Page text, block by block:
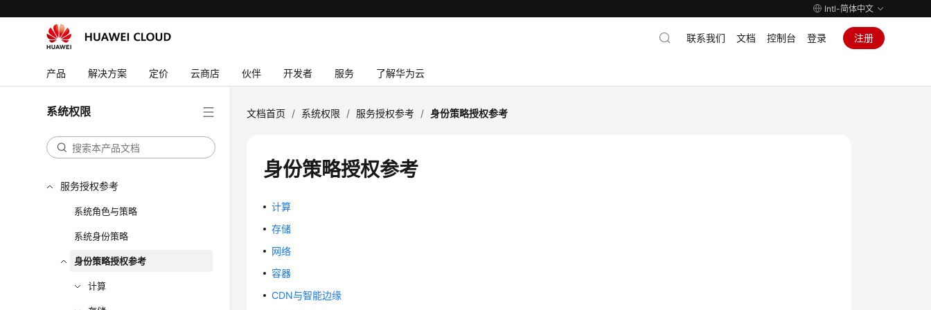
Intl-简体中文
产品 解决方案 定价 云商店 伙伴 开发者 服务 了解华为云
联系我们 文档 控制台 登录 注册
系统权限
服务授权参考
系统角色与策略
系统身份策略
身份策略授权参考
计算
文档首页 / 系统权限 / 服务授权参考 / 身份策略授权参考
身份策略授权参考
计算
存储
网络
容器
CDN与智能边缘